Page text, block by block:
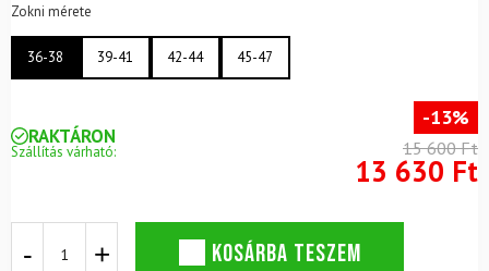
Zokni mérete
36-38 39-41 42-44 45-47
RAKTÁRON
Szállítás várható:
-13%
15 600 Ft
13 630 Ft
Skisocken
KOSÁRBA TESZEM